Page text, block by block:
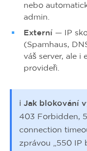
nebo
admin.
Externí — IP
(Spamhaus,
váš server, ale i
provideři.
ℹ️ Jak blokování
403 Forbidden,
connection
zprávou „550 IP